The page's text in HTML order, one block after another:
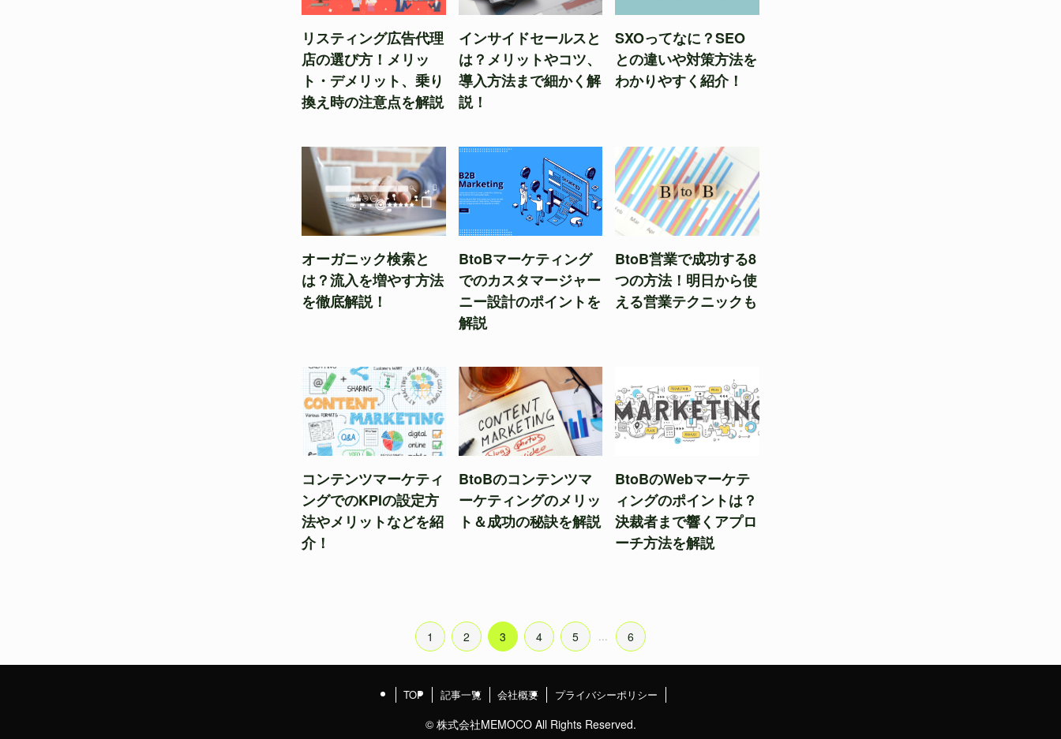
リスティング広告代理
店の選び方！メリッ
ト・デメリット、乗り
換え時の注意点を解説
インサイドセールスと
は？メリットやコツ、
導入方法まで細かく解
説！
SXOってなに？SEO
との違いや対策方法を
わかりやすく紹介！
オーガニック検索と
は？流入を増やす方法
を徹底解説！
BtoBマーケティング
でのカスタマージャー
ニー設計のポイントを
解説
BtoB営業で成功する8
つの方法！明日から使
える営業テクニックも
コンテンツマーケティ
ングでのKPIの設定方
法やメリットなどを紹
介！
BtoBのコンテンツマ
ーケティングのメリッ
ト＆成功の秘訣を解説
BtoBのWebマーケテ
ィングのポイントは？
決裁者まで響くアプロ
ーチ方法を解説
1 2 3 4 5 ... 6
TOP 記事一覧 会社概要 プライバシーポリシー
©株式会社MEMOCO All Rights Reserved.